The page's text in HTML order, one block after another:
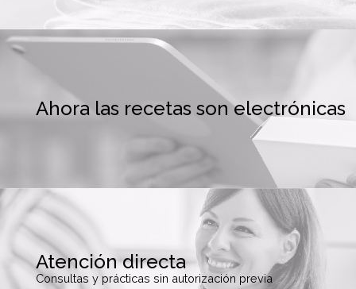
Ahora las recetas son electrónicas
Atención directa
Consultas y prácticas sin autorización previa